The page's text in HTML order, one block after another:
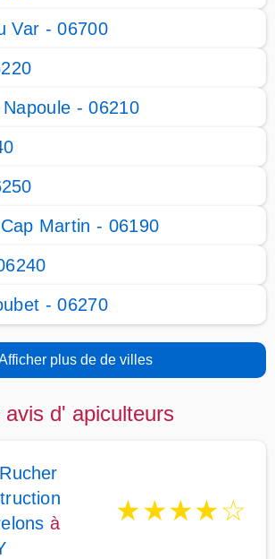
Var - 06700
- 06210
Martin - 06190
- 06270
plus de de villes
avis d' apiculteurs
à
★★★★☆